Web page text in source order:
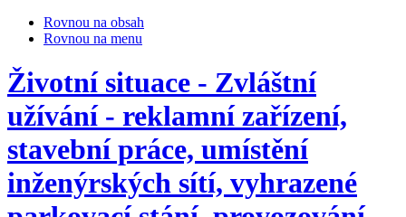
Rovnou na obsah
Rovnou na menu
Životní situace - Zvláštní
užívání - reklamní zařízení,
stavební práce, umístění
inženýrských sítí, vyhrazené